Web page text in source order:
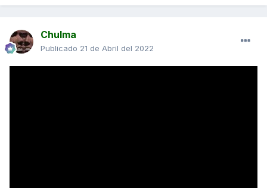
Chulma
Publicado 21 de Abril del 2022